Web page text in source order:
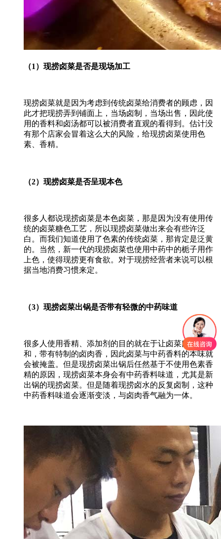
（1）现捞卤菜是否是现场加工
现捞卤菜就是因为考虑到传统卤菜给消费者的顾虑，因
此才把现捞弄到铺面上，当场卤制，当场出售，因此使
用的香料和卤汤都可以被消费者直观的看得到。估计没
有那个店家会冒着这么大的风险，给现捞卤菜使用色
素、香精。
（2）现捞卤菜是否呈现本色
很多人都说现捞卤菜是本色卤菜，那是因为没有使用传
统的卤菜糖色工艺，所以现捞卤菜做出来会有些许泛
白。而我们知道使用了色素的传统卤菜，那肯定是泛黄
的。当然，新一代的现捞卤菜也使用中药中的栀子用作
上色，使得现捞更有食欲。对于现捞经营者来说可以根
据当地消费习惯来定。
（3）现捞卤菜出锅是否带有轻微的中药味道
很多人使用香精、添加剂的目的就在于让卤菜口感更温
和，带有特制的卤肉香，因此卤菜与中药香料的本味就
会被掩盖。但是现捞卤菜出锅后任然基于不使用色素香
精的原因，现捞卤菜本身会有中药香料味道，尤其是新
出锅的现捞卤菜。但是随着现捞卤水的反复卤制，这种
中药香料味道会逐渐变淡，与卤肉香气融为一体。